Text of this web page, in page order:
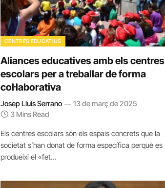
CENTRES EDUCATIUS
Aliances educatives amb els centres
escolars per a treballar de forma
col·laborativa
Josep Lluís Serrano
13 de març de 2025
3 Mins Read
Els centres escolars són els espais concrets que la
societat s’han donat de forma específica perquè es
produeixi el «fet…